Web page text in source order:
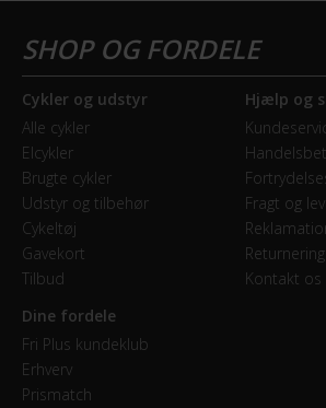
Cykler og udstyr
Alle cykler
Elcykler
Brugte cykler
Udstyr og tilbehør
Cykeltøj
Gavekort
Tilbud
Hjælp og
Fragt og
Returnering
Kontakt os
Dine fordele
Fri Plus kundeklub
Erhverv
Prismatch